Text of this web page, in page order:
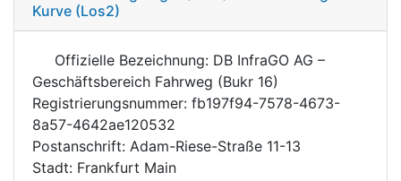
Kurve (Los2)
Offizielle Bezeichnung: DB InfraGO AG –
Geschäftsbereich Fahrweg (Bukr 16)
Registrierungsnummer: fb197f94-7578-4673-
8a57-4642ae120532
Postanschrift: Adam-Riese-Straße 11-13
Stadt: Frankfurt Main